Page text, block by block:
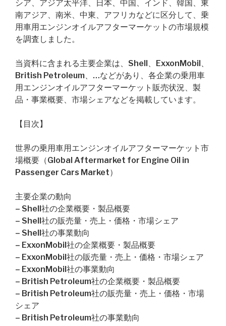
シア、アジア太平洋、日本、中国、インド、韓国、東
南アジア、南米、中東、アフリカなどに区分して、乗
用車用エンジンオイルアフターマーケットの市場規模
を調査しました。
当資料に含まれる主要企業は、Shell、ExxonMobil、
British Petroleum、…などがあり、各企業の乗用車
用エンジンオイルアフターマーケット販売状況、製
品・事業概要、市場シェアなどを掲載しています。
【目次】
世界の乗用車用エンジンオイルアフターマーケット市
場概要（Global Aftermarket for Engine Oil in
Passenger Cars Market）
主要企業の動向
– Shell社の企業概要・製品概要
– Shell社の販売量・売上・価格・市場シェア
– Shell社の事業動向
– ExxonMobil社の企業概要・製品概要
– ExxonMobil社の販売量・売上・価格・市場シェア
– ExxonMobil社の事業動向
– British Petroleum社の企業概要・製品概要
– British Petroleum社の販売量・売上・価格・市場
シェア
– British Petroleum社の事業動向